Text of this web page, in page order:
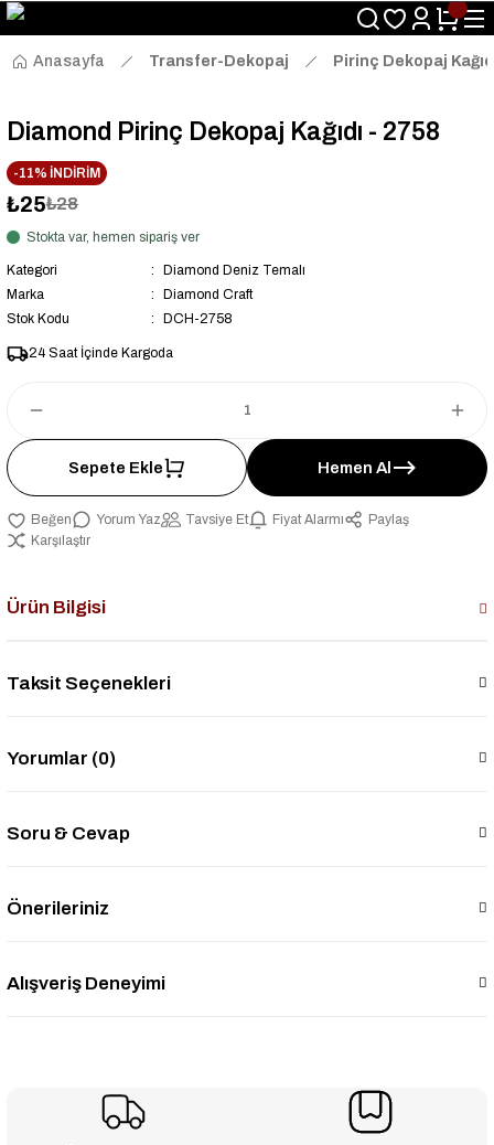
Size Özel "HG10" Kodu ile Sepette Hemen %10 İndirim Fırsatını
Kaçırmayın!
Anasayfa
Transfer-Dekopaj Pirinç Dekopaj
Diamond Pirinç Dekopaj Kağıdı - 2758
-11% İNDİRİM
₺25₺28
Stokta var, hemen sipariş ver
Kategori
Diamond Deniz Temalı
Marka
Diamond Craft
Stok Kodu
DCH-2758
24 Saat İçinde Kargoda
Sepete Ekle Hemen Al
Yorum Yaz Tavsiye Et Fiyat Alarmı
Paylaş
Karşılaştır
Ürün Bilgisi
Taksit Seçenekleri
Yorumlar (0)
Soru & Cevap
Önerileriniz
Alışveriş Deneyimi